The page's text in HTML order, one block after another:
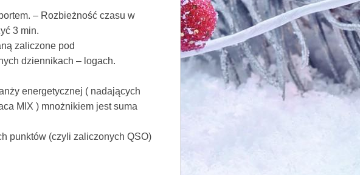
– Rozbieżność czasu w
3 min.
zaliczone pod
dziennikach – logach.
energetycznej ( nadających
MIX ) mnożnikiem jest suma
punktów (czyli zaliczonych QSO)